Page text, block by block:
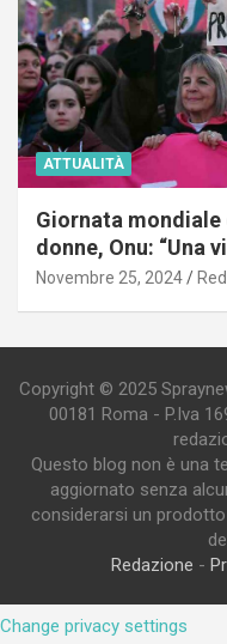
ATTUALITÀ
Giornata
donne, Onu: “Una
Novembre 25, 2024
Copyright © 2025
00181 Roma - P.Iva
Questo blog non è una
aggiornato senza
considerarsi un
Redazione -
Change privacy settings